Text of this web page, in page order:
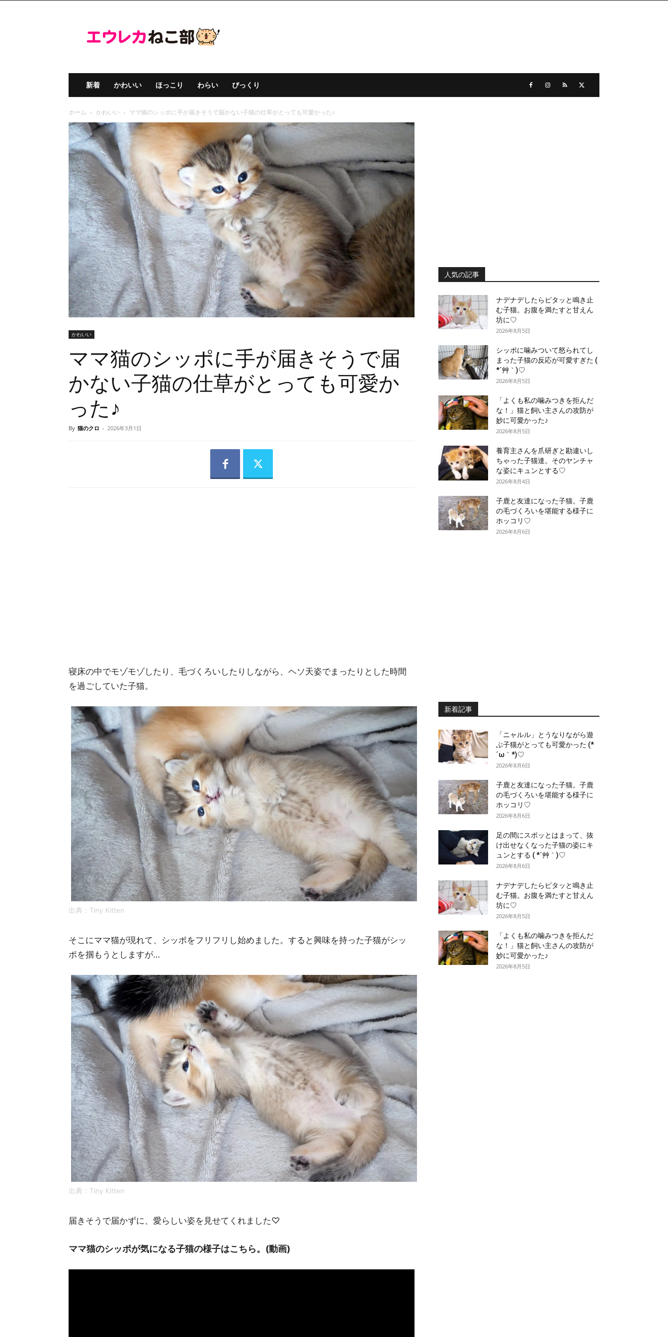
ウ
レ
こ
部
新着 かわいい ほっこり わらい びっくり
ホーム かわいい ママ猫のシッポに手が届きそうで届かない子猫の仕草がとっても可愛かった♪
かわいい
ママ猫のシッポに手が届きそうで届
かない子猫の仕草がとっても可愛か
った♪
By 猫のクロ - 2026年3月1日
寝床の中でモゾモゾしたり、毛づくろいしたりしながら、ヘソ天姿でまったりとした時間
を過ごしていた子猫。
出典： Tiny Kitten
そこにママ猫が現れて、シッポをフリフリし始めました。すると興味を持った子猫がシッ
ポを掴もうとしますが…
出典：Tiny Kitten
届きそうで届かずに、愛らしい姿を見せてくれました♡
ママ猫のシッポが気になる子猫の様子はこちら。(動画)
人気の記事
ナデナデしたらピタッと鳴き止
む子猫。お腹を満たすと甘えん
坊に♡
2026年8月5日
シッポに噛みついて怒られてし
まった子猫の反応が可愛すぎた (
*´艸｀)♡
2026年8月5日
「よくも私の噛みつきを拒んだ
な！」猫と飼い主さんの攻防が
妙に可愛かった♪
2026年8月5日
養育主さんを爪研ぎと勘違いし
ちゃった子猫達。そのヤンチャ
な姿にキュンとする♡
2026年8月4日
子鹿と友達になった子猫。子鹿
の毛づくろいを堪能する様子に
ホッコリ♡
2026年8月6日
新着記事
「ニャルル」とうなりながら遊
ぶ子猫がとっても可愛かった (*
´ω｀*)♡
2026年8月6日
子鹿と友達になった子猫。子鹿
の毛づくろいを堪能する様子に
ホッコリ♡
2026年8月6日
足の間にスポッとはまって、抜
け出せなくなった子猫の姿にキ
ュンとする ( *´艸｀)♡
2026年8月6日
ナデナデしたらピタッと鳴き止
む子猫。お腹を満たすと甘えん
坊に♡
2026年8月5日
「よくも私の噛みつきを拒んだ
な！」猫と飼い主さんの攻防が
妙に可愛かった♪
2026年8月5日